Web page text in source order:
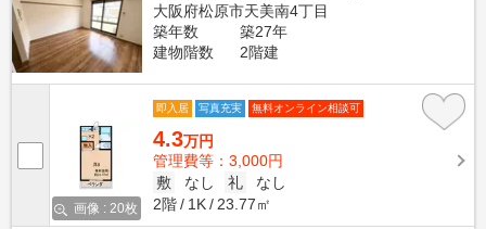
大阪府松原市天美南4丁目
築年数
築27年
建物階数
2階建
画像 : 20枚
即入居 写真充実 無料オンライン相談可
4.3万円
管理費等：3,000円
敷
なし 礼
なし
2階
1K 23.77㎡